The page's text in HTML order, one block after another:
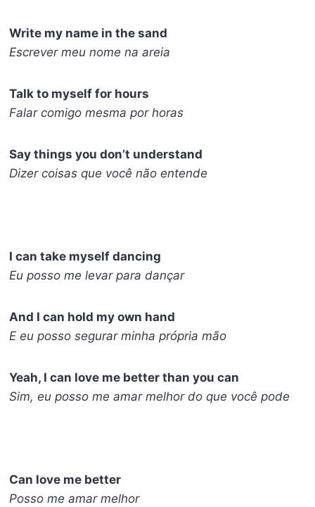
Write my name in the sand
Escrever meu nome na areia
Talk to myself for hours
Falar comigo mesma por horas
Say things you don’t understand
Dizer coisas que você não entende
I can take myself dancing
Eu posso me levar para dançar
And I can hold my own hand
E eu posso segurar minha própria mão
Yeah, I can love me better than you can
Sim, eu posso me amar melhor do que você pode
Can love me better
Posso me amar melhor